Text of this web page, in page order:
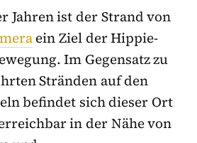
Jahren ist der Strand von
ein Ziel der Hippie-
Im Gegensatz zu
Stränden auf den
befindet sich dieser Ort
in der Nähe von